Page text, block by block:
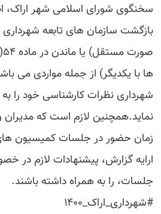
سخنگوی شورای اسلامی شهر اراک،
ها با یکدیگر) از جمله مواردی می
شهرداری نظرات کارشناسی خود را به
نماید.همچنین لازم است که مدیران
زمان حضور در جلسات کمیسیون
ارایه گزارش، پیشنهادات لازم در
جلسات، را به همراه داشته باشند.
#شهرداری_اراک_۱۴۰۰